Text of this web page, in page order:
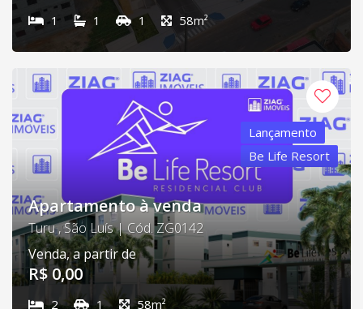
1 1 1 58m²
Lançamento
Be Life Resort
Apartamento à venda
Turu , São Luís | Cód. ZG0142
Venda, a partir de
R$ 0,00
2 1 58m²